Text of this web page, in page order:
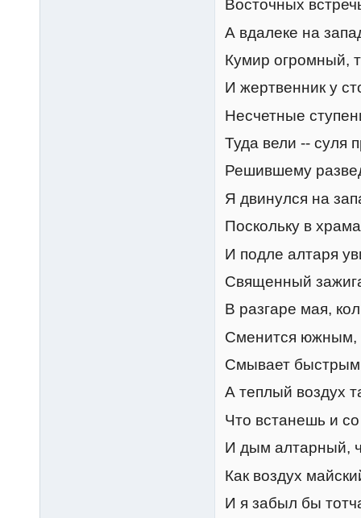
Восточных
А вдалеке на
Кумир огромный,
И жертвенник у
Несчетные
Туда вели -- суля
Решившему
Я двинулся на
Поскольку в
И подле алтаря
Священный
В разгаре мая,
Сменится южным,
Смывает
А теплый воздух
Что встанешь и
И дым алтарный,
Как воздух
И я забыл бы